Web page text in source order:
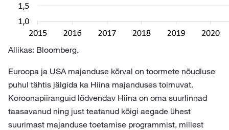
Allikas: Bloomberg.
Euroopa ja USA majanduse kõrval on toormete nõudluse
puhul tähtis jälgida ka Hiina majanduses toimuvat.
Koroonapiiranguid lõdvendav Hiina on oma suurlinnad
taasavanud ning just teatanud kõigi aegade ühest
suurimast majanduse toetamise programmist, millest